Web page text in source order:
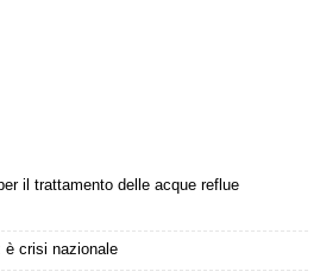
il trattamento delle acque reflue
è crisi nazionale